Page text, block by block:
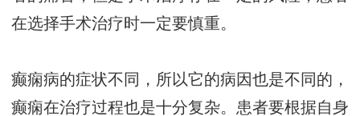
在选择手术治疗时一定要慎重。
癫痫病的症状不同，所以它的病因也是不同的，
癫痫在治疗过程也是十分复杂。患者要根据自身